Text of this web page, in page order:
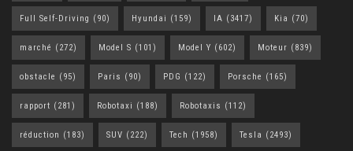
Full Self-Driving (90) Hyundai (159) IA (3417) Kia (70)
marché (272) Model S (101) Model Y (602) Moteur (839)
obstacle (95) Paris (90) PDG (122) Porsche (165)
rapport (281) Robotaxi (188) Robotaxis (112)
réduction (183) SUV (222) Tech (1958) Tesla (2493)